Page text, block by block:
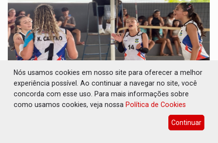
COMPETIÇÕES: Joer 2026 inicia fases
regionais e reúne mais de 7,3 mil
Nós usamos cookies em nosso site para oferecer a melhor
experiência possível. Ao continuar a navegar no site, você
concorda com esse uso. Para mais informações sobre
como usamos cookies, veja nossa Política de Cookies
Continuar